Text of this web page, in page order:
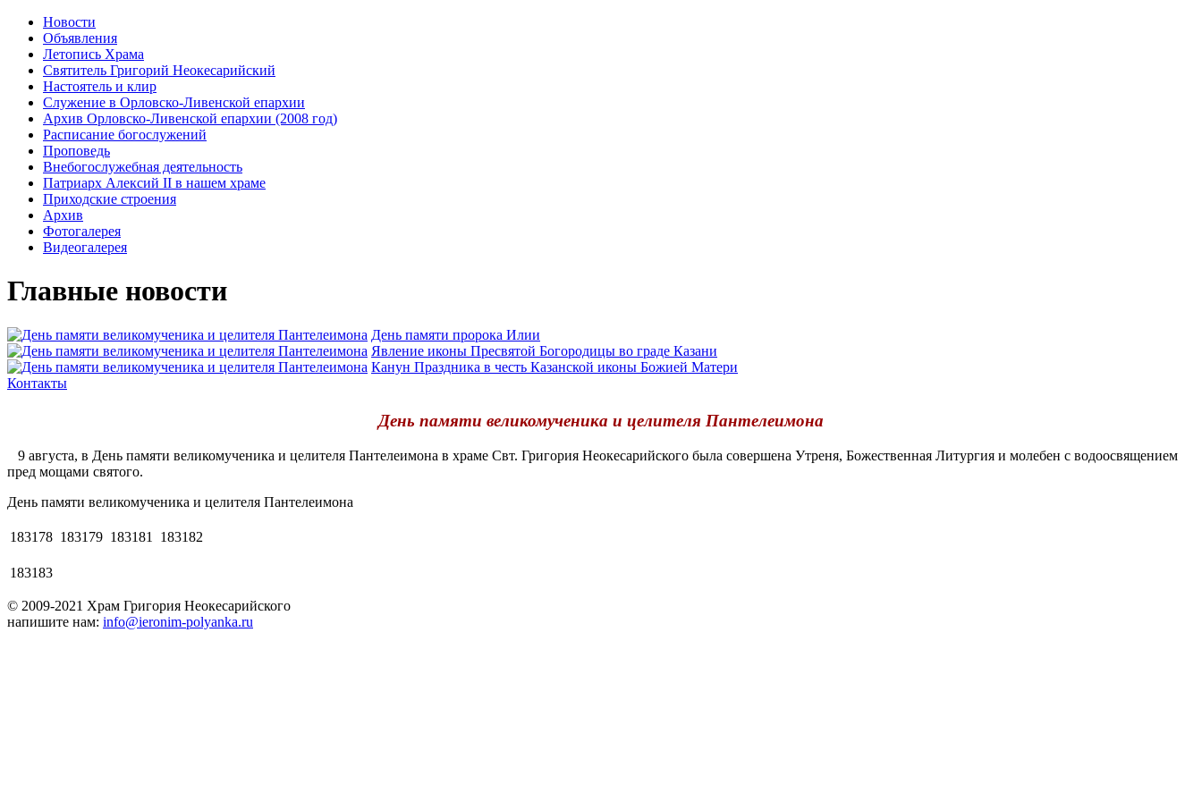
Новости
Объявления
Летопись Храма
Святитель Григорий Неокесарийский
Настоятель и клир
Служение в Орловско-Ливенской епархии
Архив Орловско-Ливенской епархии (2008 год)
Расписание богослужений
Проповедь
Внебогослужебная деятельность
Патриарх Алексий II в нашем храме
Приходские строения
Архив
Фотогалерея
Видеогалерея
Главные новости
День памяти пророка Илии
Явлeние иконы Пресвятой Богородицы во граде Казани
Канун Праздника в честь Казанской иконы Божией Матери
Контакты
День памяти великомученика и целителя Пантелеимона
9 августа, в День памяти великомученика и целителя Пантелеимона в храме Свт. Григория Неокесарийского была совершена Утреня, Божественная Литургия и молебен с водоосвящением
пред мощами святого.
День памяти великомученика и целителя Пантелеимона
183178 183179 183181 183182
183183
© 2009-2021 Храм Григория Неокесарийского
напишите нам: info@ieronim-polyanka.ru